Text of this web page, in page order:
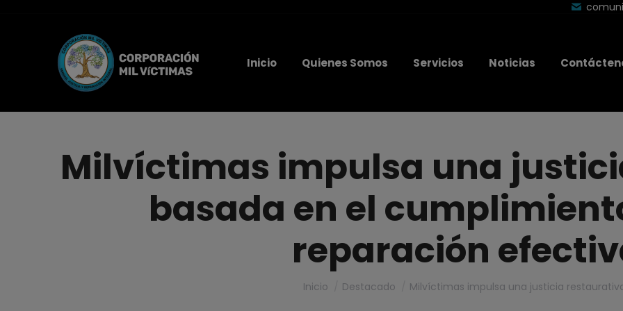
Inicio Quienes Somos Servicios Noticias
Milvíctimas impulsa una
basada en el
reparación
Estás aquí:
Inicio Destacado Milvíctimas impulsa una justicia